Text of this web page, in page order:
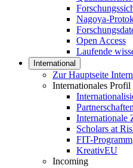
Nagoya-
Open Access
Laufende
International
Zur Hauptseite
Internationales Profil
Internationale
Scholars at
FIT-Programm
KreativEU
Incoming